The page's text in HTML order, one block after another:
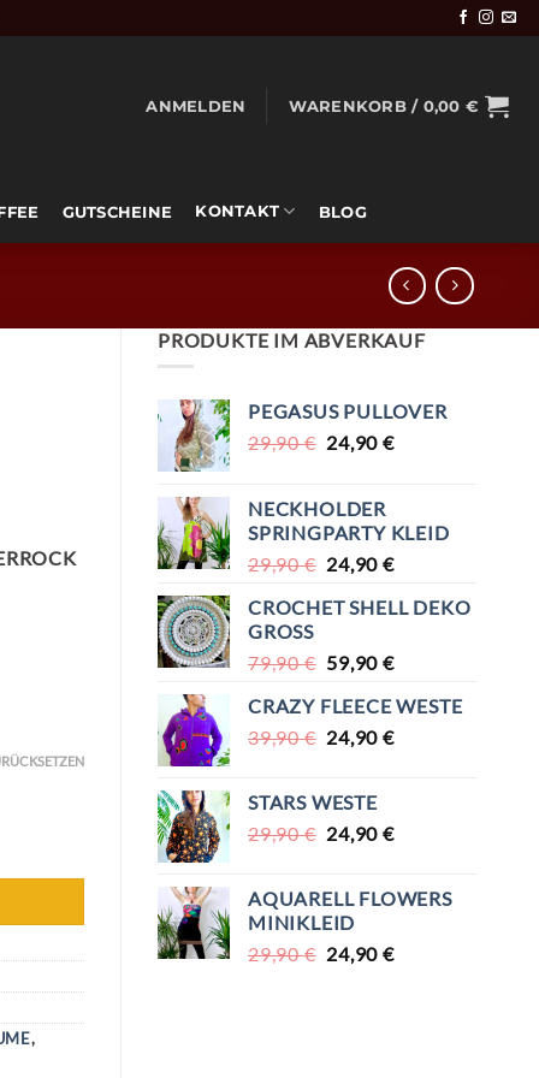
ANMELDEN WARENKORB / 0,00 €
GUTSCHEINE KONTAKT BLOG
PRODUKTE IM ABVERKAUF
PEGASUS PULLOVER
29,90€ URSPRÜNGLICHER
29,90 €
24,90€AKTUELLER
NECKHOLDER
SPRINGPARTY KLEID
29,90€ URSPRÜNGLICHER
WAR:
24,90€AKTUELLER
IST:
CROCHET SHELL DEKO
GROSS
79,90€ URSPRÜNGLICHER
WAR:
79,90 €
59,90€AKTUELLER
IST:
59,90 €.
CRAZY FLEECE WESTE
39,90€ URSPRÜNGLICHER
39,90 €
24,90€AKTUELLER
STARS WESTE
29,90€ URSPRÜNGLICHER
29,90 €
24,90€AKTUELLER
24,90 €.
AQUARELL FLOWERS
MINIKLEID
29,90€ URSPRÜNGLICHER
24,90€AKTUELLER
,